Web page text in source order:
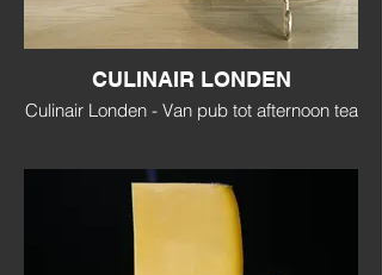
CULINAIR LONDEN
Culinair Londen - Van pub tot afternoon tea